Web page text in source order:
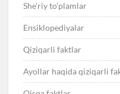
She’riy to’plamlar
Ensiklopediyalar
Qiziqarli faktlar
Ayollar haqida qiziqarli